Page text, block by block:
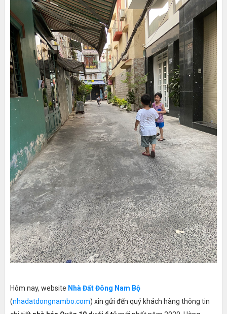
Hôm nay, website Nhà Đất Đông Nam Bộ
(nhadatdongnambo.com) xin gửi đến quý khách hàng thông tin